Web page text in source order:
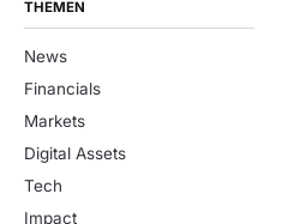
THEMEN
News
Financials
Markets
Digital Assets
Tech
Impact